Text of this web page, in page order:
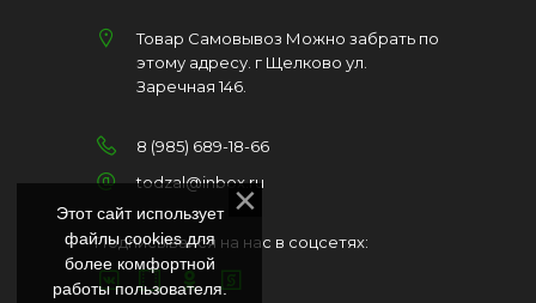
Товар Самовывоз Можно забрать по
этому адресу. г Щелково ул.
Заречная 146.
8 (985) 689-18-66
todzal@inbox.ru
Подписывайся на нас в соцсетях:
Этот сайт использует
файлы cookies для
более комфортной
работы пользователя.